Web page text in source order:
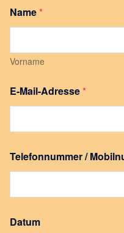
Name *
Vorname
E-Mail-Adresse *
Telefonnummer /
a
Datum